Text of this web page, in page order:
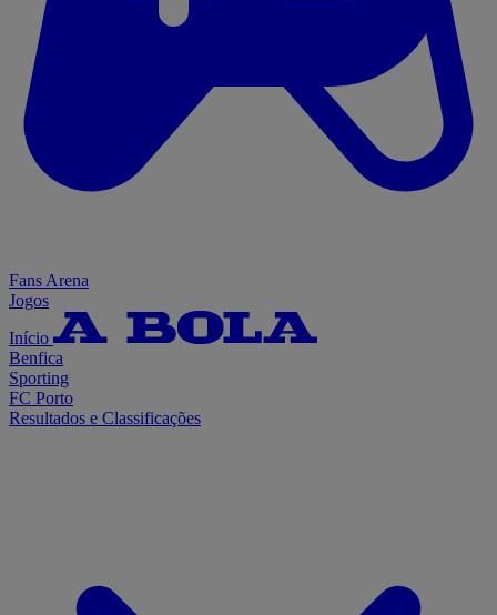
Fans Arena
Jogos
Início
Benfica
Sporting
FC Porto
Resultados e Classificações